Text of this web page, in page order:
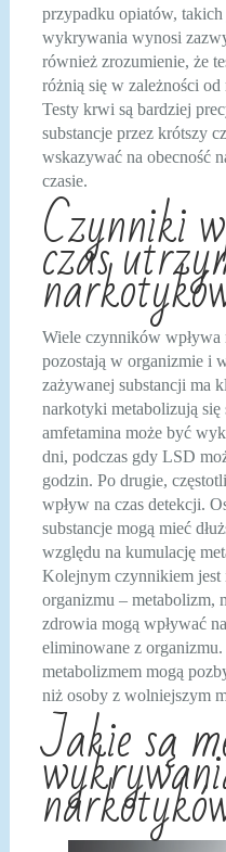
przypadku opiatów,
wykrywania wynosi
również zrozumienie, że
różnią się w zależności
Testy krwi są bardziej
substancje przez krótszy
wskazywać na obecność
czasie.
Czynniki
czas
Wiele czynników wpływa
pozostają w organizmie i
zażywanej substancji ma
narkotyki metabolizują się
amfetamina może być
dni, podczas gdy LSD
godzin. Po drugie,
wpływ na czas detekcji.
substancje mogą mieć
względu na kumulację
Kolejnym czynnikiem jest
organizmu – metabolizm,
zdrowia mogą wpływać
eliminowane z
metabolizmem mogą
niż osoby z wolniejszym
Jakie są